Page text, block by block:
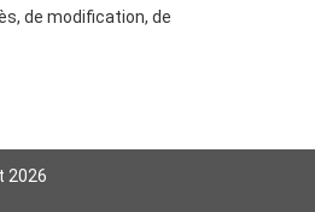
de modification, de
2026